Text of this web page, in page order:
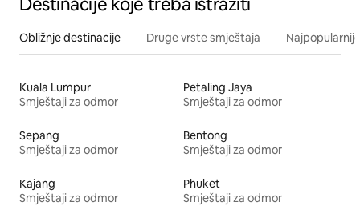
Obližnje destinacije Druge vrste smještaja
Kuala Lumpur
Smještaji za odmor
Petaling Jaya
Smještaji za odmor
Sepang
Smještaji za odmor
Bentong
Smještaji za odmor
Kajang
Smještaji za odmor
Phuket
Smještaji za odmor